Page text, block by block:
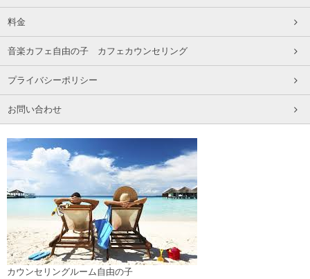
料金
音楽カフェ自由の子 カフェカウンセリング
プライバシーポリシー
お問い合わせ
カウンセリングルーム自由の子